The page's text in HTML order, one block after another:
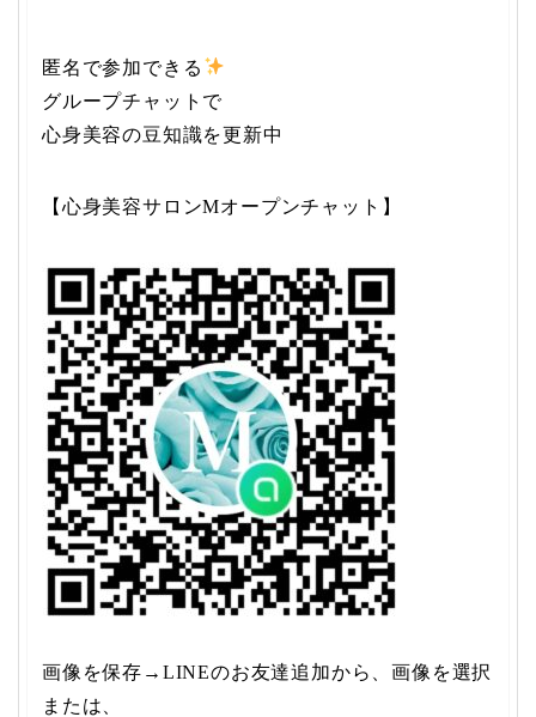
匿名で参加できる
グループチャットで
心身美容の豆知識を更新中
【心身美容サロンMオープンチャット】
画像を保存→LINEのお友達追加から、画像を選択
または、